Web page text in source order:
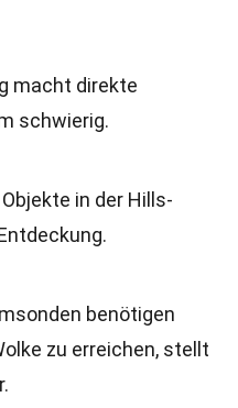
macht direkte
schwierig.
in der Hills-
benötigen
zu erreichen, stellt